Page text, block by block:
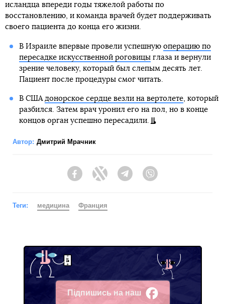
исландца впереди годы тяжелой работы по
восстановлению, и команда врачей будет поддерживать
своего пациента до конца его жизни.
В Израиле впервые провели успешную операцию по
пересадке искусственной роговицыглаза и вернули
зрение человеку, который был слепым десять лет.
Пациент после процедуры смог читать.
В США донорское сердце везли на вертолете, который
разбился. Затем врач уронил его на пол, но в конце
концов орган успешно пересадили.
Автор: Дмитрий Мрачник
FacebookTwitter Telegram
Теги: медицина Франция
Підпишись на наш
Facebook